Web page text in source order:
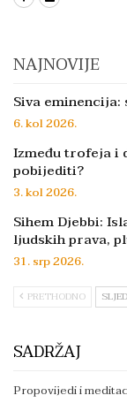
NAJNOVIJE
Siva
6. kol 2026.
Između trofeja i
pobijediti?
3. kol 2026.
Sihem Djebbi:
ljudskih prava,
31. srp 2026.
PRETHODNO
SADRŽAJ
Propovijedi i